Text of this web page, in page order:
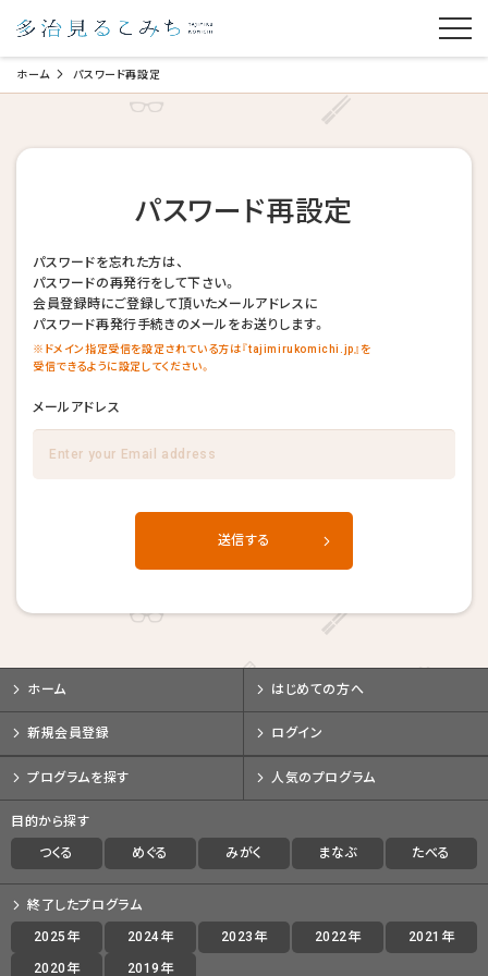
ホーム パスワード再設定
パスワード再設定
パスワードを忘れた方は、
パスワードの再発行をして下さい。
会員登録時にご登録して頂いたメールアドレスに
パスワード再発行手続きのメールをお送りします。
※ドメイン指定受信を設定されている方は『tajimirukomichi.jp』を
受信できるように設定してください。
メールアドレス
送信する
キャンセル後、再度予約することが
戻る キャンセルする
キャンセル後、再度予約することが
戻る キャンセルする
キャンセル後、再度予約することが
戻る キャンセルする
ホーム はじめての方へ
新規会員登録 ログイン
プログラムを探す 人気のプログラム
目的から探す
つくる めぐる みがく まなぶ たべる
終了したプログラム
2025年 2024年 2023年 2022年 2021年
2020年 2019年